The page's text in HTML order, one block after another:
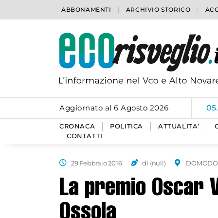
ABBONAMENTI ARCHIVIO STORICO
Aggiornato al 6 Agosto 2026
CRONACA POLITICA ATTUALITA’
CONTATTI
29 Febbraio 2016 di (null)
La premio Oscar